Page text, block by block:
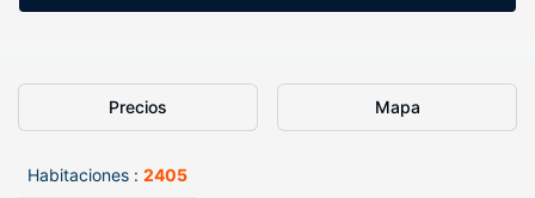
Precios Mapa
Habitaciones : 2405